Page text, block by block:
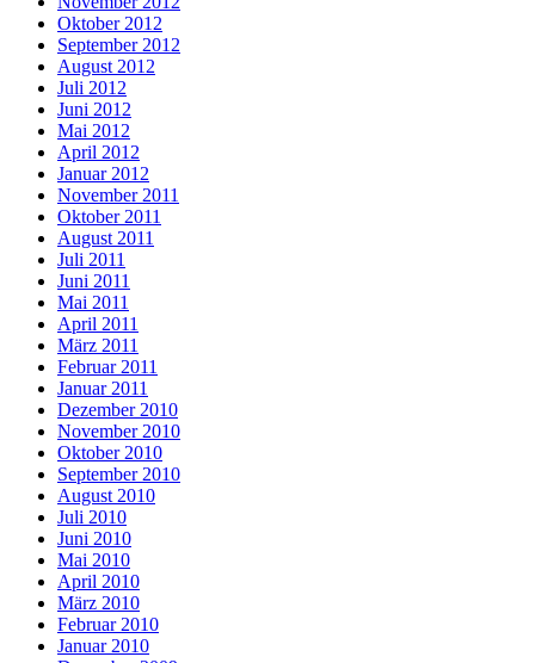
Oktober 2012
September 2012
August 2012
Juli 2012
Juni 2012
Mai 2012
April 2012
Januar 2012
November 2011
Oktober 2011
August 2011
Juli 2011
Juni 2011
Mai 2011
April 2011
März 2011
Februar 2011
Januar 2011
Dezember 2010
November 2010
Oktober 2010
September 2010
August 2010
Juli 2010
Juni 2010
Mai 2010
April 2010
März 2010
Februar 2010
Januar 2010